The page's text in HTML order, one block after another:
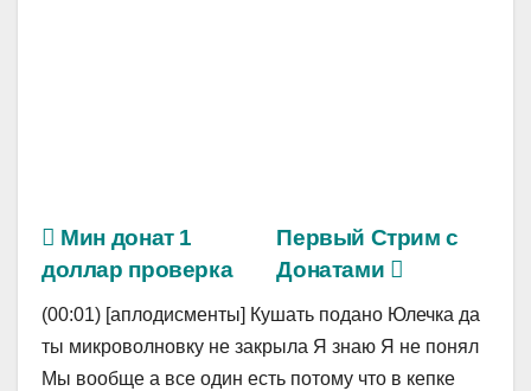
Первый Стрим с
Донатами
Мин донат 1
доллар проверка
(00:01) [аплодисменты] Кушать подано Юлечка да
ты микроволновку не закрыла Я знаю Я не понял
Мы вообще а все один есть потому что в кепке